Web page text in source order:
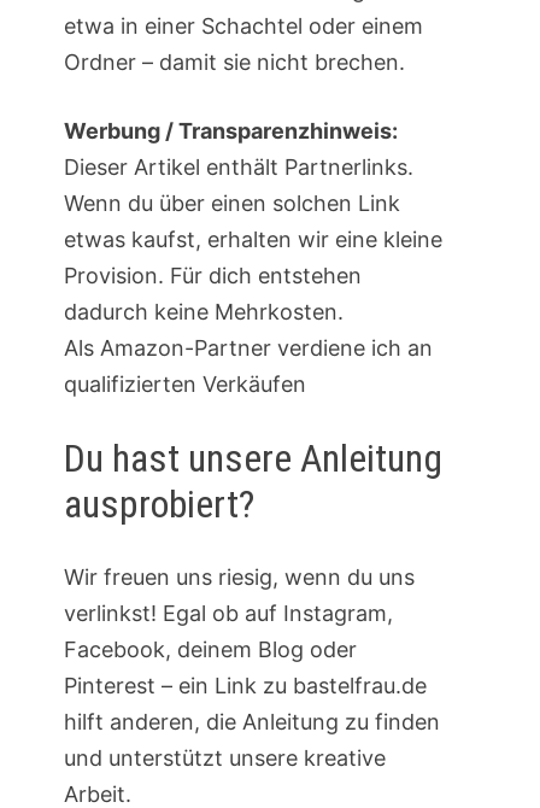
etwa in einer Schachtel oder einem
Ordner – damit sie nicht brechen.
Werbung / Transparenzhinweis:
Dieser Artikel enthält Partnerlinks.
Wenn du über einen solchen Link
etwas kaufst, erhalten wir eine kleine
Provision. Für dich entstehen
dadurch keine Mehrkosten.
Als Amazon-Partner verdiene ich an
qualifizierten Verkäufen
Du hast unsere Anleitung
ausprobiert?
Wir freuen uns riesig, wenn du uns
verlinkst! Egal ob auf Instagram,
Facebook, deinem Blog oder
Pinterest – ein Link zu bastelfrau.de
hilft anderen, die Anleitung zu finden
und unterstützt unsere kreative
Arbeit.